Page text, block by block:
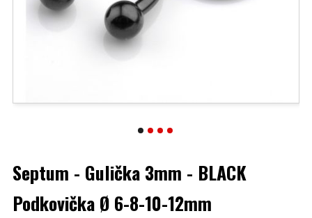
Septum - Gulička 3mm - BLACK
Podkovička Ø 6-8-10-12mm